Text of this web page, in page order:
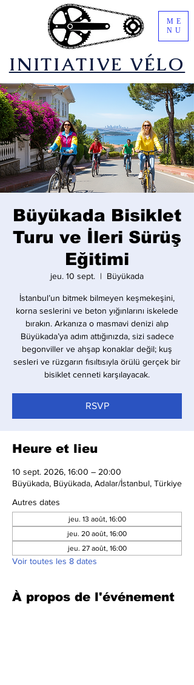
​INITIATIVE VÉLO
ME
NU
Büyükada Bisiklet
Turu ve İleri Sürüş
Eğitimi
jeu. 10 sept.
  |
Büyükada
İstanbul’un bitmek bilmeyen keşmekeşini,
korna seslerini ve beton yığınlarını iskelede
bırakın. Arkanıza o masmavi denizi alıp
Büyükada’ya adım attığınızda, sizi sadece
begonviller ve ahşap konaklar değil; kuş
sesleri ve rüzgarın fısıltısıyla örülü gerçek bir
bisiklet cenneti karşılayacak.
RSVP
Heure et lieu
10 sept. 2026, 16:00 – 20:00
Büyükada, Büyükada, Adalar/İstanbul, Türkiye
Autres dates
jeu. 13 août, 16:00
jeu. 20 août, 16:00
jeu. 27 août, 16:00
Voir toutes les 8 dates
À propos de l'événement